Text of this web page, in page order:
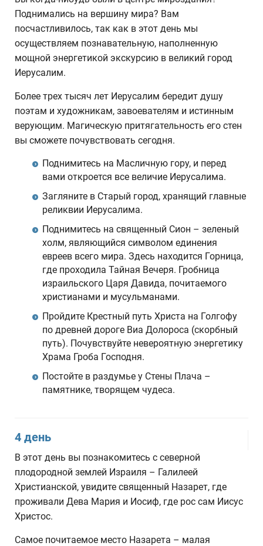
Поднимались на вершину мира? Вам
посчастливилось, так как в этот день мы
осуществляем познавательную, наполненную
мощной энергетикой экскурсию в великий город
Иерусалим.
Более трех тысяч лет Иерусалим бередит душу
поэтам и художникам, завоевателям и истинным
верующим. Магическую притягательность его стен
вы сможете почувствовать сегодня.
Поднимитесь на Масличную гору, и перед
вами откроется все величие Иерусалима.
Загляните в Старый город, хранящий главные
реликвии Иерусалима.
Поднимитесь на священный Сион – зеленый
холм, являющийся символом единения
евреев всего мира. Здесь находится Горница,
где проходила Тайная Вечеря. Гробница
израильского Царя Давида, почитаемого
христианами и мусульманами.
Пройдите Крестный путь Христа на Голгофу
по древней дороге Виа Долороса (скорбный
путь). Почувствуйте невероятную энергетику
Храма Гроба Господня.
Постойте в раздумье у Стены Плача –
памятнике, творящем чудеса.
4 день
В этот день вы познакомитесь с северной
плодородной землей Израиля – Галилеей
Христианской, увидите священный Назарет, где
проживали Дева Мария и Иосиф, где рос сам Иисус
Христос.
Самое почитаемое место Назарета – малая